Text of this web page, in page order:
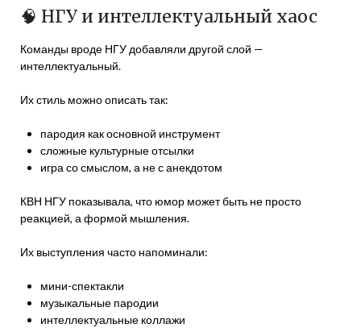
🧠 НГУ и интеллектуальный хаос
Команды вроде НГУ добавляли другой слой —
интеллектуальный.
Их стиль можно описать так:
пародия как основной инструмент
сложные культурные отсылки
игра со смыслом, а не с анекдотом
КВН НГУ показывала, что юмор может быть не просто
реакцией, а формой мышления.
Их выступления часто напоминали:
мини-спектакли
музыкальные пародии
интеллектуальные коллажи